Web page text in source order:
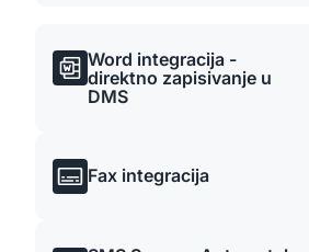
Word integracija -
direktno zapisivanje u
DMS
Fax integracija